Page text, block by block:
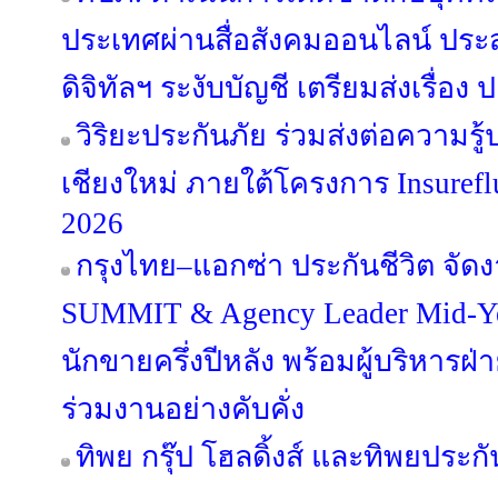
ประเทศผ่านสื่อสังคมออนไลน์ ประ
ดิจิทัลฯ ระงับบัญชี เตรียมส่งเรื่อง
วิริยะประกันภัย ร่วมส่งต่อความรู้
เชียงใหม่ ภายใต้โครงการ
2026
กรุงไทย–แอกซ่า ประกันชีวิต จัด
SUMMIT & Agency Leader Mid-
นักขายครึ่งปีหลัง พร้อมผู้บริหารฝ่
ร่วมงานอย่างคับคั่ง
ทิพย กรุ๊ป โฮลดิ้งส์ และทิพยประกั